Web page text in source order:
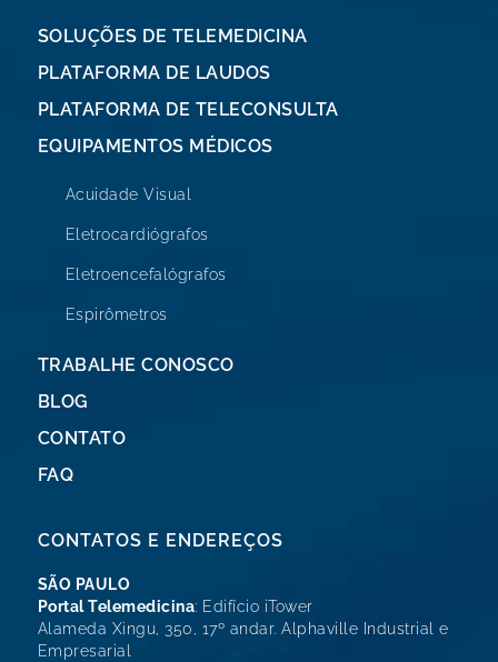
SOLUÇÕES DE TELEMEDICINA
PLATAFORMA DE LAUDOS
PLATAFORMA DE TELECONSULTA
EQUIPAMENTOS MÉDICOS
Acuidade Visual
Eletrocardiógrafos
Eletroencefalógrafos
Espirômetros
TRABALHE CONOSCO
BLOG
CONTATO
FAQ
CONTATOS E ENDEREÇOS
SÃO PAULO
Portal Telemedicina: Edifício iTower
Alameda Xingu, 350, 17º andar. Alphaville Industrial e
Empresarial